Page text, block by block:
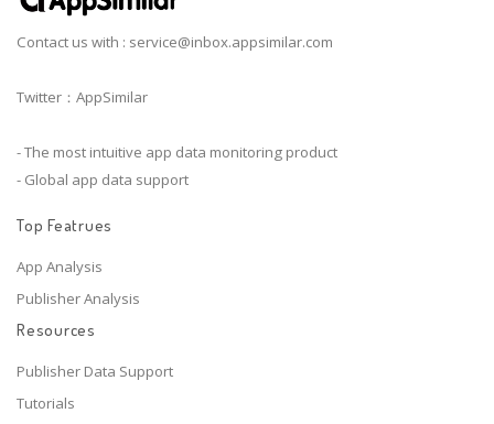
Contact us with : service@inbox.appsimilar.com
Twitter：AppSimilar
- The most intuitive app data monitoring product
- Global app data support
Top Featrues
App Analysis
Publisher Analysis
Resources
Publisher Data Support
Tutorials